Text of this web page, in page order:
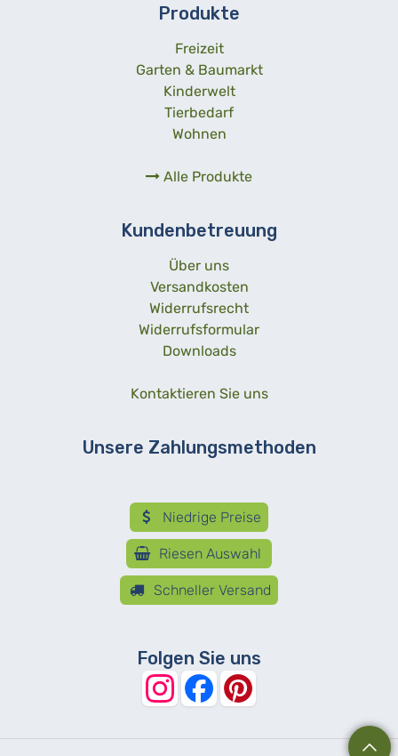
Produkte
Freizeit
Garten & Baumarkt
Kinderwelt
Tierbedarf
Wohnen
Alle Produkte
Kundenbetreuung
Über uns
Versandkosten
Widerrufsrecht
Widerrufsformular
Downloads
Kontaktieren Sie uns
Unsere Zahlungsmethoden
Niedrige Preise
Riesen Auswahl
Schneller Versand
Folgen Sie uns